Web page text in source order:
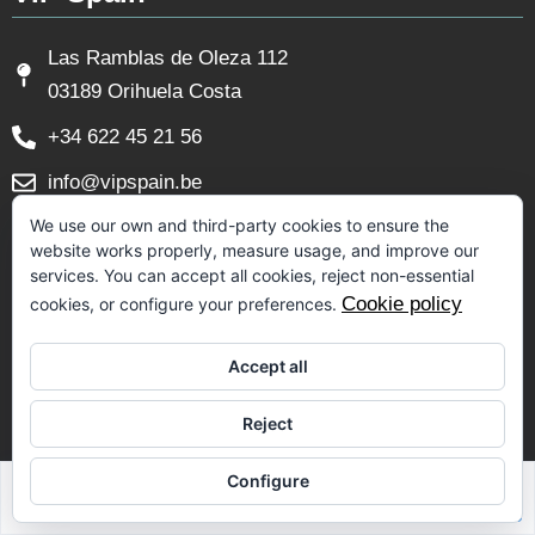
Las Ramblas de Oleza 112
03189 Orihuela Costa
+34 622 45 21 56
info@vipspain.be
Juridische informatie
Aviso Legal
Cookie Policy
Volg ons
We use our own and third-party cookies to ensure the
website works properly, measure usage, and improve our
services. You can accept all cookies, reject non-essential
cookies, or configure your preferences. Cookie policy
Accept all
Reject
Configure